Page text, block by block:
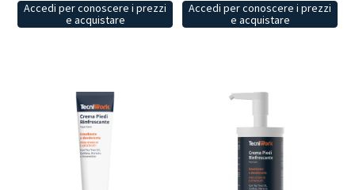
Accedi per conoscere i prezzi
e acquistare
Accedi per conoscere i prezzi
e acquistare